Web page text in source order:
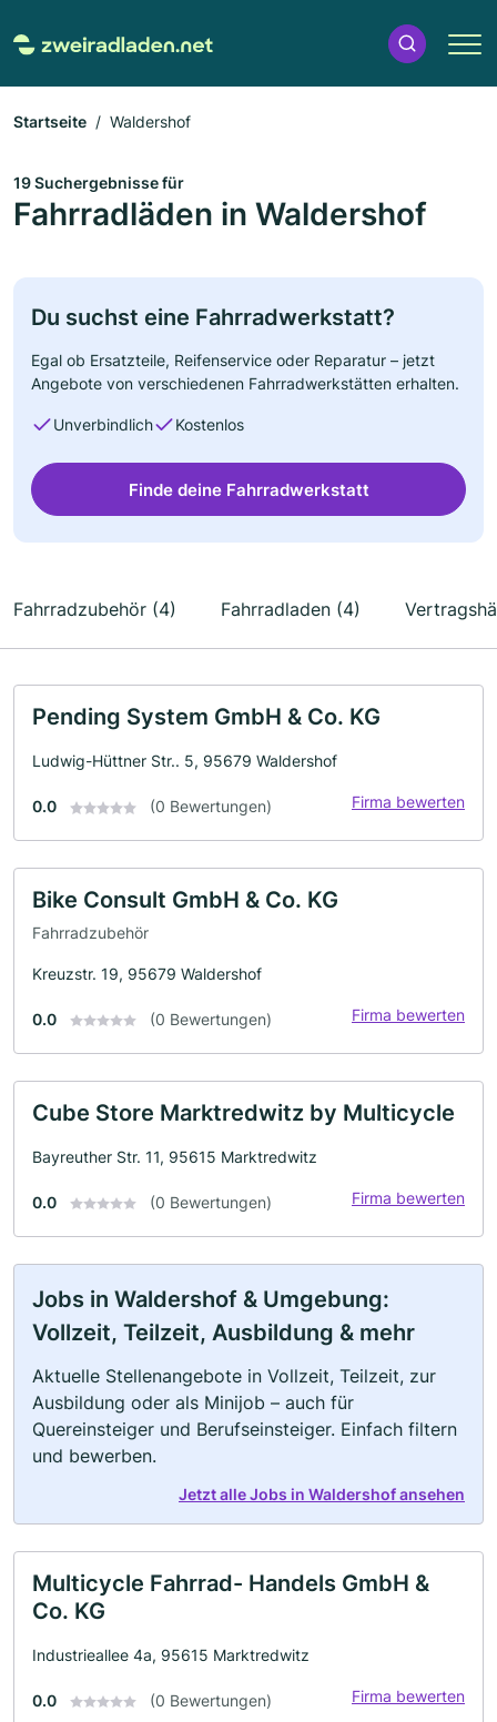
Startseite Waldershof
19 Suchergebnisse für
Fahrradläden in Waldershof
Du suchst eine Fahrradwerkstatt?
Egal ob Ersatzteile, Reifenservice oder Reparatur – jetzt
Angebote von verschiedenen Fahrradwerkstätten erhalten.
Unverbindlich Kostenlos
Finde deine Fahrradwerkstatt
Fahrradzubehör (4) Fahrradladen (4)
Pending System GmbH & Co. KG
Ludwig-Hüttner Str.. 5, 95679 Waldershof
0.0 (0 Bewertungen) Firma bewerten
Bike Consult GmbH & Co. KG
Fahrradzubehör
Kreuzstr. 19, 95679 Waldershof
0.0 (0 Bewertungen) Firma bewerten
Cube Store Marktredwitz by Multicycle
Bayreuther Str. 11, 95615 Marktredwitz
0.0 (0 Bewertungen) Firma bewerten
Jobs in Waldershof & Umgebung:
Vollzeit, Teilzeit, Ausbildung & mehr
Aktuelle Stellenangebote in Vollzeit, Teilzeit, zur
Ausbildung oder als Minijob – auch für
Quereinsteiger und Berufseinsteiger. Einfach filtern
und bewerben.
Jetzt alle Jobs in Waldershof ansehen
Multicycle Fahrrad- Handels GmbH &
Co. KG
Industrieallee 4a, 95615 Marktredwitz
0.0 (0 Bewertungen) Firma bewerten